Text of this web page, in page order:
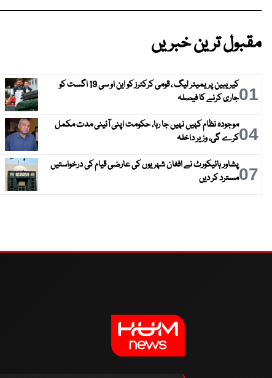
مقبول ترین خبریں
01
کیریبین پریمیئر لیگ ، قومی کرکٹرز کو این او سی 19 اگست کو
جاری کرنے کا فیصلہ
04موجودہ نظام کہیں نہیں جا رہا، حکومت اپنی آئینی مدت مکمل
کرے گی، وزیر داخلہ
07پشاور ہائیکورٹ نے افغان شہریوں کی عارضی قیام کی درخواستیں
مسترد کر دیں